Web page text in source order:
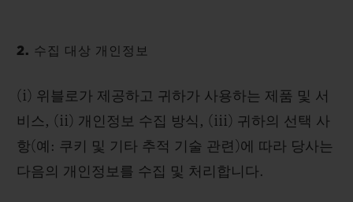
2. 수집 대상 개인정보
(i) 위블로가 제공하고 귀하가 사용하는 제품 및 서
비스, (ii) 개인정보 수집 방식, (iii) 귀하의 선택 사
항(예: 쿠키 및 기타 추적 기술 관련)에 따라 당사는
다음의 개인정보를 수집 및 처리합니다.